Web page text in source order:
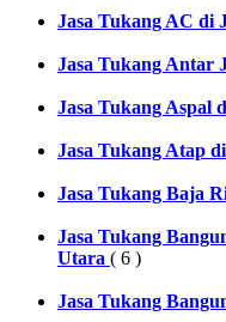
Jasa Tukang AC di
Jasa Tukang Antar
Jasa Tukang Aspal
Jasa Tukang Atap
Jasa Tukang Baja
Jasa Tukang
Utara ( 6 )
Jasa Tukang